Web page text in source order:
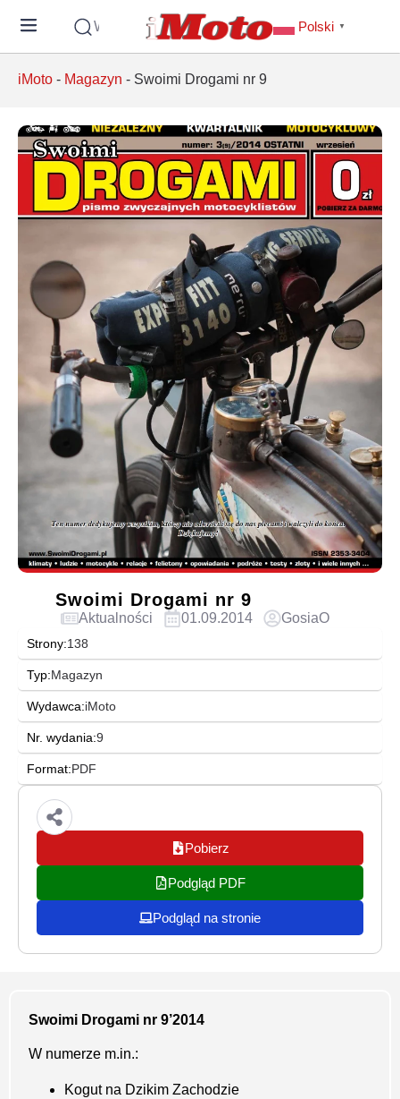
Wyszukaj Polski ▼
iMoto - Magazyn - Swoimi Drogami nr 9
Swoimi Drogami nr 9
Aktualności 01.09.2014 GosiaO
Strony:138
Typ:Magazyn
Wydawca:iMoto
Nr. wydania:9
Format:PDF
Pobierz
Podgląd PDF
Podgląd na stronie
Swoimi Drogami nr 9’2014
W numerze m.in.:
Kogut na Dzikim Zachodzie